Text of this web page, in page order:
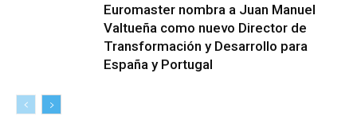
Euromaster nombra a Juan Manuel
Valtueña como nuevo Director de
Transformación y Desarrollo para
España y Portugal